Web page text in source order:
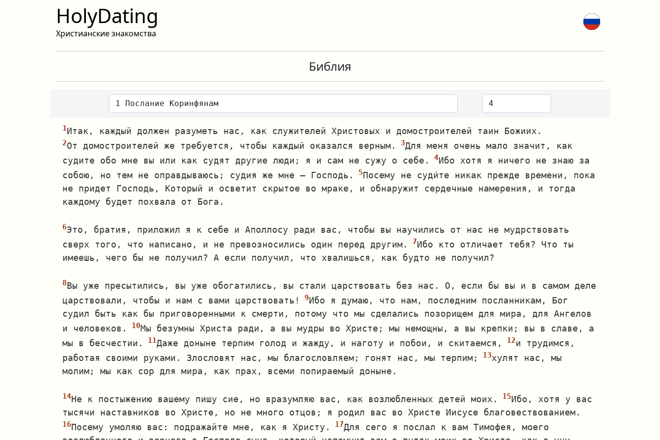
HolyDating
Христианские знакомства
Библия
Итак, каждый должен разуметь нас, как служителей Христовых и домостроителей таин Божиих.
От домостроителей же требуется, чтобы каждый оказался верным.
Для меня очень мало значит, как
судите обо мне вы или как судят другие люди; я и сам не сужу о себе.
Ибо хотя я ничего не знаю за
собою, но тем не оправдываюсь; судия же мне — Господь.
Посему не суди́те никак прежде времени, пока
не придет Господь, Который и осветит скрытое во мраке, и обнаружит сердечные намерения, и тогда
каждому будет похвала от Бога.
Это, братия, приложил я к себе и Аполлосу ради вас, чтобы вы научились от нас не мудрствовать
сверх того, что написано, и не превозносились один перед другим.
Ибо кто отличает тебя? Что ты
имеешь, чего бы не получил? А если получил, что хвалишься, как будто не получил?
Вы уже пресытились, вы уже обогатились, вы стали царствовать без нас. О, если бы вы и в самом деле
царствовали, чтобы и нам с вами царствовать!
Ибо я думаю, что нам, последним посланникам, Бог
судил быть как бы приговоренными к смерти, потому что мы сделались позорищем для мира, для Ангелов
и человеков.
Мы безумны Христа ради, а вы мудры во Христе; мы немощны, а вы крепки; вы в славе, а
мы в бесчестии.
Даже доныне терпим голод и жажду, и наготу и побои, и скитаемся,
и трудимся,
работая своими руками. Злословят нас, мы благословляем; гонят нас, мы терпим;
хулят нас, мы
молим; мы как сор для мира, как прах, всеми попираемый доныне.
Не к постыжению вашему пишу сие, но вразумляю вас, как возлюбленных детей моих.
Ибо, хотя у вас
тысячи наставников во Христе, но не много отцов; я родил вас во Христе Иисусе благовествованием.
Посему умоляю вас: подражайте мне, как я Христу.
Для сего я послал к вам Тимофея, моего